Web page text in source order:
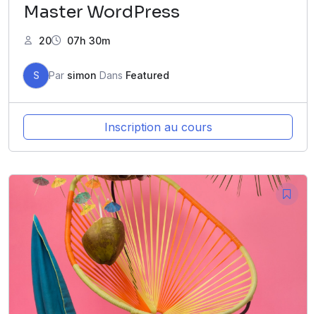
Master WordPress
20 07h 30m
S Par simon Dans Featured
Inscription au cours